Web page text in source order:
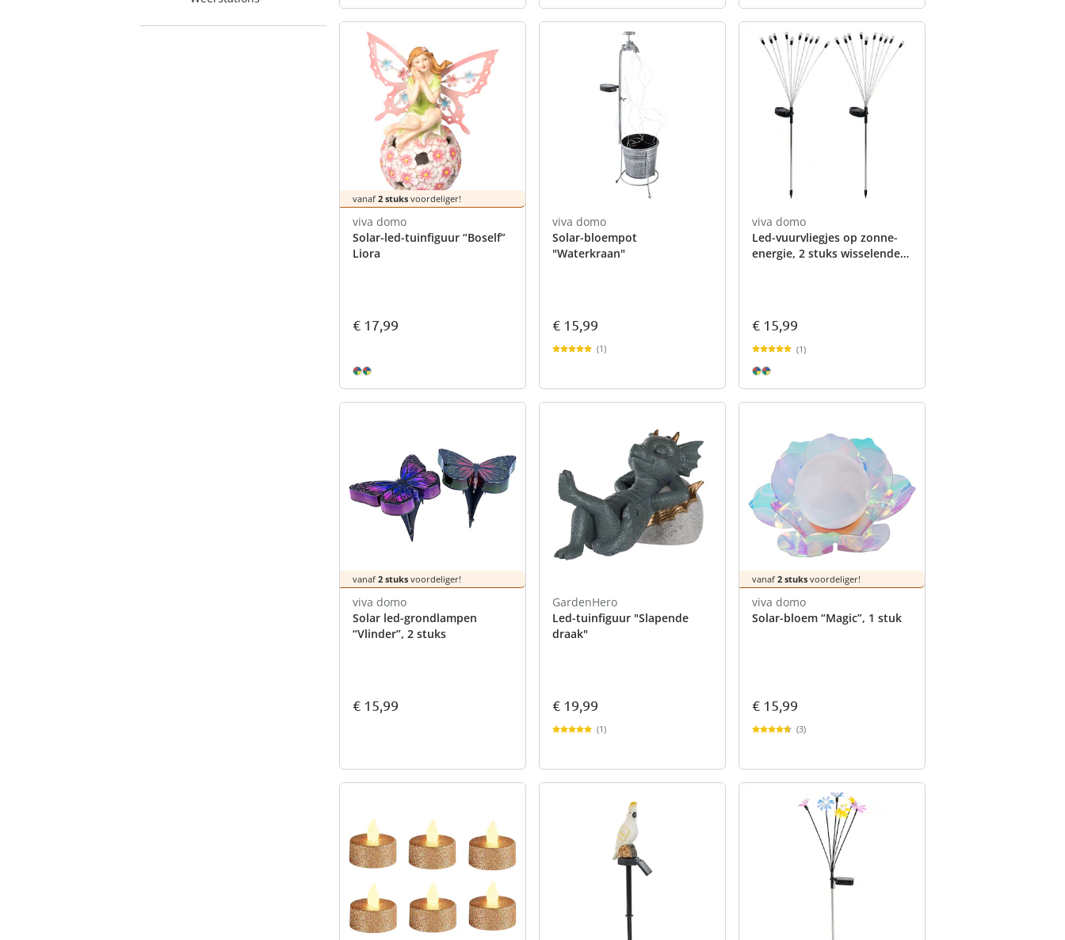
vanaf 2 stuks voordeliger!
viva domo
Solar-led-tuinfiguur “Boself”
Liora
€ 17,99
viva domo
Solar-bloempot
"Waterkraan"
€ 15,99
(1)
viva domo
Led-vuurvliegjes op zonne-
energie, 2 stuks wisselende
€ 15,99
(1)
vanaf 2 stuks voordeliger!
viva domo
Solar led-grondlampen
“Vlinder”, 2 stuks
€ 15,99
GardenHero
Led-tuinfiguur "Slapende
draak"
€ 19,99
(1)
vanaf 2 stuks voordeliger!
viva domo
Solar-bloem “Magic”, 1 stuk
€ 15,99
(3)